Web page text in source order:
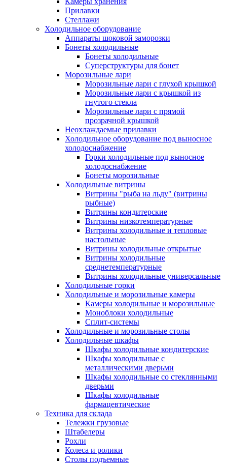
Прилавки
Стеллажи
Холодильное оборудование
Аппараты шоковой заморозки
Бонеты холодильные
Бонеты холодильные
Суперструктуры для бонет
Морозильные лари
Морозильные лари с глухой крышкой
Морозильные лари с крышкой из
гнутого стекла
Морозильные лари с прямой
прозрачной крышкой
Неохлаждаемые прилавки
Холодильное оборудование под выносное
холодоснабжение
Горки холодильные под выносное
холодоснабжение
Бонеты морозильные
Холодильные витрины
Витрины "рыба на льду" (витрины
рыбные)
Витрины кондитерские
Витрины низкотемпературные
Витрины холодильные и тепловые
настольные
Витрины холодильные открытые
Витрины холодильные
среднетемпературные
Витрины холодильные универсальные
Холодильные горки
Холодильные и морозильные камеры
Камеры холодильные и морозильные
Моноблоки холодильные
Сплит-системы
Холодильные и морозильные столы
Холодильные шкафы
Шкафы холодильные кондитерские
Шкафы холодильные с
металлическими дверьми
Шкафы холодильные со стеклянными
дверьми
Шкафы холодильные
фармацевтические
Техника для склада
Тележки грузовые
Штабелеры
Рохли
Колеса и ролики
Столы подъемные